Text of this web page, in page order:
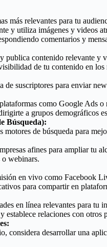
más relevantes para tu
y utiliza imágenes y videos
comentarios y
publica contenido relevante y
de tu contenido en los
de suscriptores para enviar
como Google Ads o
a grupos demográficos
Búsqueda):
motores de búsqueda para
afines para ampliar tu
o webinars.
en vivo como Facebook
para compartir en
en línea relevantes para tu
establece relaciones con otros
considera desarrollar una